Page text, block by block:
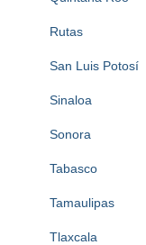
Rutas
San Luis Potosí
Sinaloa
Sonora
Tabasco
Tamaulipas
Tlaxcala